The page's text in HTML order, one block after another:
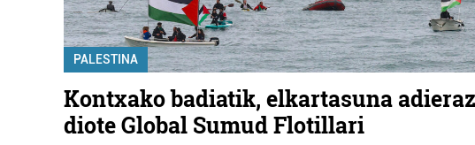
PALESTINA
Kontxako badiatik, elkartasuna
diote Global Sumud Flotillari